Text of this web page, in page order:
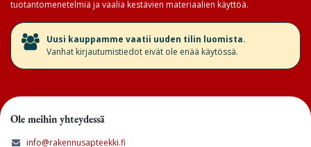
tuotantomenetelmiä ja vaalia kestävien materiaalien käyttöä.
​Uusi kauppamme vaatii uuden tilin luomista.
Vanhat kirjautumistiedot eivät ole enää käytössä.
Ole meihin yhteydessä
info@rakennusapteekki.fi